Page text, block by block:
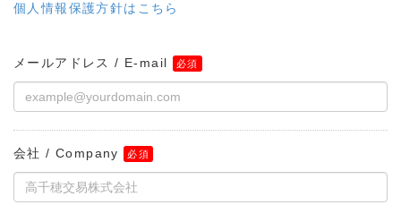
個人情報保護方針はこちら
メールアドレス / E-mail
会社 / Company